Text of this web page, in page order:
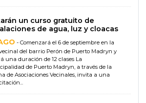
un curso gratuito de
de agua, luz y cloacas
- Comenzará el 6 de septiembre en la
del barrio Perón de Puerto Madryn y
una duración de 12 clases La
de Puerto Madryn, a través de la
de Asociaciones Vecinales, invita a una